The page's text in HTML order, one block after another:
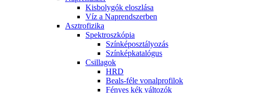
Kis­boly­gók el­osz­lá­sa
Víz a Nap­rend­szer­ben
Aszt­ro­fi­zi­ka
Spekt­rosz­kó­pia
Szín­kép­osz­tá­lyo­zás
Szín­kép­ka­ta­ló­gus
Csil­la­gok
HRD
Be­als-fé­le vo­nal­pro­fi­lok
Fé­nyes kék vál­to­zók